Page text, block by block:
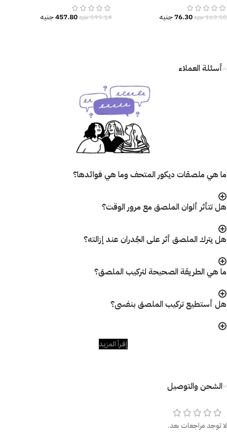
163.50جنيه76.30جنيه 595.14جنيه457.80جنيه
أسئلة العملاء
ما هي ملصقات ديكور المتحف وما هي فوائدها؟
هل تتأثر ألوان الملصق مع مرور الوقت؟
هل يترك الملصق أثر على الجُدران عند إزالته؟
ما هي الطريقة الصحيحة لتركيب الملصق؟
هل أستطيع تركيب الملصق بنفسى؟
إقـرأ المزيـد
الشحن والتوصيل
لا توجد مراجعات بعد.